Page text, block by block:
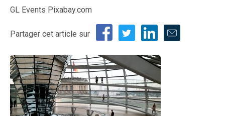
GL Events Pixabay.com
Partager cet article sur